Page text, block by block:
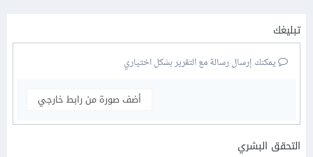
تبليغك
يمكنك إرسال رسالة مع التقرير بشكل اختياري
أضف صورة من رابط خارجي
التحقق البشري